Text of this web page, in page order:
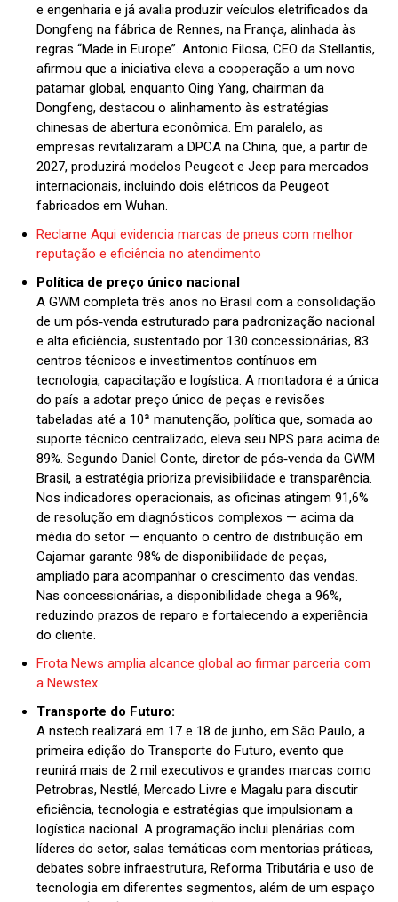
e engenharia e já avalia produzir veículos eletrificados da
Dongfeng na fábrica de Rennes, na França, alinhada às
regras “Made in Europe”. Antonio Filosa, CEO da Stellantis,
afirmou que a iniciativa eleva a cooperação a um novo
patamar global, enquanto Qing Yang, chairman da
Dongfeng, destacou o alinhamento às estratégias
chinesas de abertura econômica. Em paralelo, as
empresas revitalizaram a DPCA na China, que, a partir de
2027, produzirá modelos Peugeot e Jeep para mercados
internacionais, incluindo dois elétricos da Peugeot
fabricados em Wuhan.
Reclame Aqui evidencia marcas de pneus com melhor
reputação e eficiência no atendimento
Política de preço único nacional
A GWM completa três anos no Brasil com a consolidação
de um pós‑venda estruturado para padronização nacional
e alta eficiência, sustentado por 130 concessionárias, 83
centros técnicos e investimentos contínuos em
tecnologia, capacitação e logística. A montadora é a única
do país a adotar preço único de peças e revisões
tabeladas até a 10ª manutenção, política que, somada ao
suporte técnico centralizado, eleva seu NPS para acima de
89%. Segundo Daniel Conte, diretor de pós‑venda da GWM
Brasil, a estratégia prioriza previsibilidade e transparência.
Nos indicadores operacionais, as oficinas atingem 91,6%
de resolução em diagnósticos complexos — acima da
média do setor — enquanto o centro de distribuição em
Cajamar garante 98% de disponibilidade de peças,
ampliado para acompanhar o crescimento das vendas.
Nas concessionárias, a disponibilidade chega a 96%,
reduzindo prazos de reparo e fortalecendo a experiência
do cliente.
Frota News amplia alcance global ao firmar parceria com
a Newstex
Transporte do Futuro:
A nstech realizará em 17 e 18 de junho, em São Paulo, a
primeira edição do Transporte do Futuro, evento que
reunirá mais de 2 mil executivos e grandes marcas como
Petrobras, Nestlé, Mercado Livre e Magalu para discutir
eficiência, tecnologia e estratégias que impulsionam a
logística nacional. A programação inclui plenárias com
líderes do setor, salas temáticas com mentorias práticas,
debates sobre infraestrutura, Reforma Tributária e uso de
tecnologia em diferentes segmentos, além de um espaço